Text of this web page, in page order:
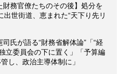
財務官僚たちのその後】処分を
世街道、恵まれた“天下り先リ
氏が語る“財務省解体論”「“経
立委員会の下に置く」「予算編
し、政治主導体制に」